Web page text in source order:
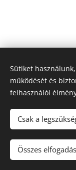
Tisza-tó élővilága
Sütiket
működését és
felhasználói
Csak a
Összes